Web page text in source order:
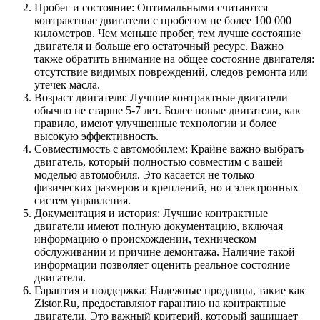
Пробег и состояние: Оптимальными считаются
контрактные двигатели с пробегом не более 100 000
километров. Чем меньше пробег, тем лучше состояние
двигателя и больше его остаточный ресурс. Важно
также обратить внимание на общее состояние двигателя:
отсутствие видимых повреждений, следов ремонта или
утечек масла.
Возраст двигателя: Лучшие контрактные двигатели
обычно не старше 5-7 лет. Более новые двигатели, как
правило, имеют улучшенные технологии и более
высокую эффективность.
Совместимость с автомобилем: Крайне важно выбрать
двигатель, который полностью совместим с вашей
моделью автомобиля. Это касается не только
физических размеров и креплений, но и электронных
систем управления.
Документация и история: Лучшие контрактные
двигатели имеют полную документацию, включая
информацию о происхождении, техническом
обслуживании и причине демонтажа. Наличие такой
информации позволяет оценить реальное состояние
двигателя.
Гарантия и поддержка: Надежные продавцы, такие как
Zistor.Ru, предоставляют гарантию на контрактные
двигатели. Это важный критерий, который защищает